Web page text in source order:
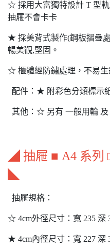
☆ 採用大富獨特設計 T 型軌
抽屜不會卡卡
★ 採美背式製作(鋼板摺疊
暢美觀,堅固。
☆ 櫃體經防鏽處理，不易生
配件：★ 附彩色分類標示
其他：☆ 另有 一般用輪 及
◢ 抽屜 ■ A4 系列
◣
抽屜規格：
☆ 4cm外徑尺寸：寬 235 深
★ 4cm內徑尺寸：寬 227 深